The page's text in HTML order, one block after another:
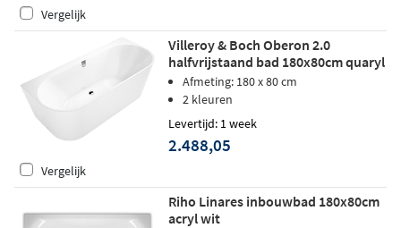
Vergelijk
Villeroy & Boch Oberon 2.0
halfvrijstaand bad 180x80cm quaryl
glans wit
Afmeting: 180 x 80 cm
2 kleuren
Levertijd: 1 week
2.488,05
Vergelijk
Riho Linares inbouwbad 180x80cm
acryl wit